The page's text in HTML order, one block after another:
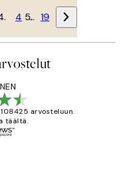
4 … 19
arvosteluun.
täältä.